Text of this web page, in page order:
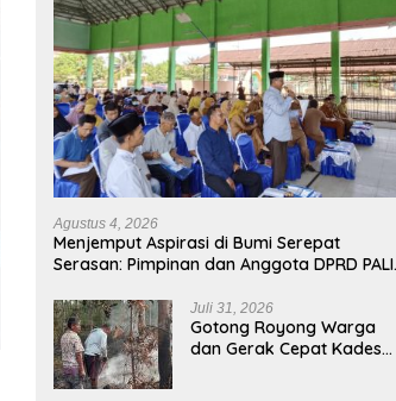
Agustus 4, 2026
Menjemput Aspirasi di Bumi Serepat
Serasan: Pimpinan dan Anggota DPRD PALI
Abab Melalui Reses Ke-2 Tahun 2026
Juli 31, 2026
Gotong Royong Warga
dan Gerak Cepat Kades